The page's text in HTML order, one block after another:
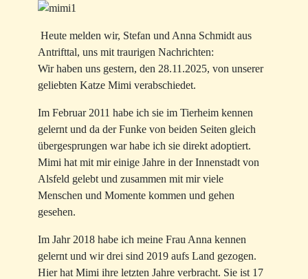
Heute melden wir, Stefan und Anna Schmidt aus
Antrifttal, uns mit traurigen Nachrichten:
Wir haben uns gestern, den 28.11.2025, von unserer
geliebten Katze Mimi verabschiedet.
Im Februar 2011 habe ich sie im Tierheim kennen
gelernt und da der Funke von beiden Seiten gleich
übergesprungen war habe ich sie direkt adoptiert.
Mimi hat mit mir einige Jahre in der Innenstadt von
Alsfeld gelebt und zusammen mit mir viele
Menschen und Momente kommen und gehen
gesehen.
Im Jahr 2018 habe ich meine Frau Anna kennen
gelernt und wir drei sind 2019 aufs Land gezogen.
Hier hat Mimi ihre letzten Jahre verbracht. Sie ist 17